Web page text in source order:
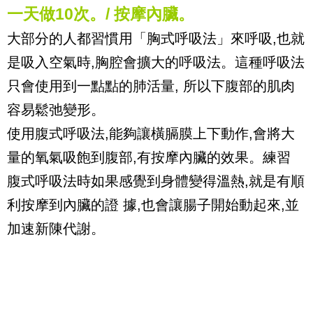
一天做10次。/ 按摩內臟。
大部分的人都習慣用「胸式呼吸法」來呼吸,也就
是吸入空氣時,胸腔會擴大的呼吸法。這種呼吸法
只會使用到一點點的肺活量, 所以下腹部的肌肉
容易鬆弛變形。
使用腹式呼吸法,能夠讓橫膈膜上下動作,會將大
量的氧氣吸飽到腹部,有按摩內臟的效果。練習
腹式呼吸法時如果感覺到身體變得溫熱,就是有順
利按摩到內臟的證 據,也會讓腸子開始動起來,並
加速新陳代謝。